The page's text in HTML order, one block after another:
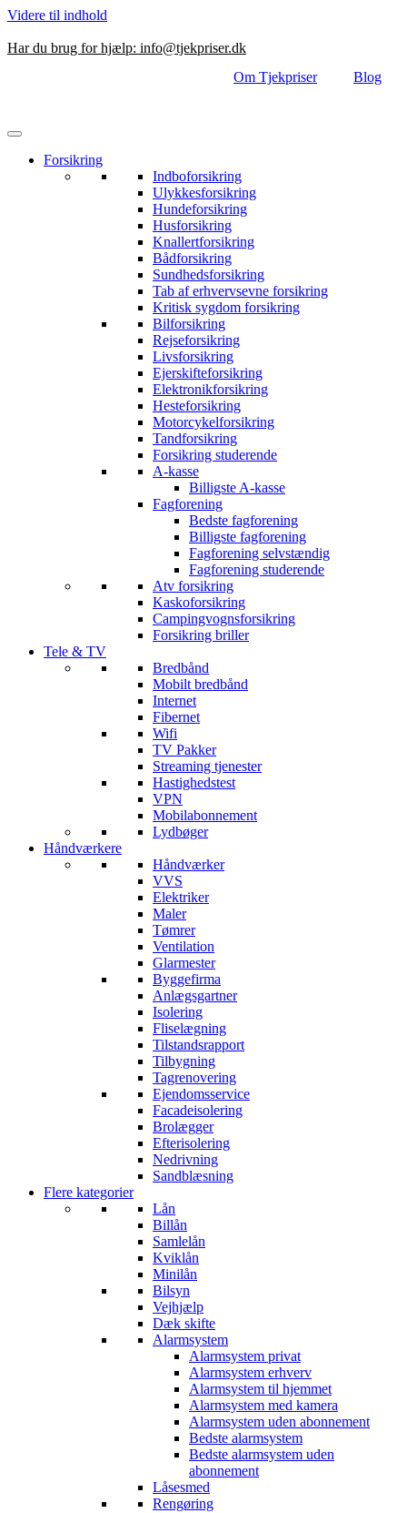
Videre til indhold
Har du brug for hjælp: info@tjekpriser.dk
Om Tjekpriser
Blog
Forsikring
Indboforsikring
Ulykkesforsikring
Hundeforsikring
Husforsikring
Knallertforsikring
Bådforsikring
Sundhedsforsikring
Tab af erhvervsevne forsikring
Kritisk sygdom forsikring
Bilforsikring
Rejseforsikring
Livsforsikring
Ejerskifteforsikring
Elektronikforsikring
Hesteforsikring
Motorcykelforsikring
Tandforsikring
Forsikring studerende
A-kasse
Billigste A-kasse
Fagforening
Bedste fagforening
Billigste fagforening
Fagforening selvstændig
Fagforening studerende
Atv forsikring
Kaskoforsikring
Campingvognsforsikring
Forsikring briller
Tele & TV
Bredbånd
Mobilt bredbånd
Internet
Fibernet
Wifi
TV Pakker
Streaming tjenester
Hastighedstest
VPN
Mobilabonnement
Lydbøger
Håndværkere
Håndværker
VVS
Elektriker
Maler
Tømrer
Ventilation
Glarmester
Byggefirma
Anlægsgartner
Isolering
Fliselægning
Tilstandsrapport
Tilbygning
Tagrenovering
Ejendomsservice
Facadeisolering
Brolægger
Efterisolering
Nedrivning
Sandblæsning
Flere kategorier
Lån
Billån
Samlelån
Kviklån
Minilån
Bilsyn
Vejhjælp
Dæk skifte
Alarmsystem
Alarmsystem privat
Alarmsystem erhverv
Alarmsystem til hjemmet
Alarmsystem med kamera
Alarmsystem uden abonnement
Bedste alarmsystem
Bedste alarmsystem uden
abonnement
Låsesmed
Rengøring